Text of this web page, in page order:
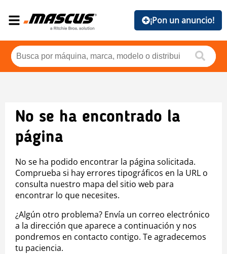
¡Pon un anuncio!
No se ha encontrado la
página
No se ha podido encontrar la página solicitada.
Comprueba si hay errores tipográficos en la URL o
consulta nuestro mapa del sitio web para
encontrar lo que necesites.
¿Algún otro problema? Envía un correo electrónico
a la dirección que aparece a continuación y nos
pondremos en contacto contigo. Te agradecemos
tu paciencia.